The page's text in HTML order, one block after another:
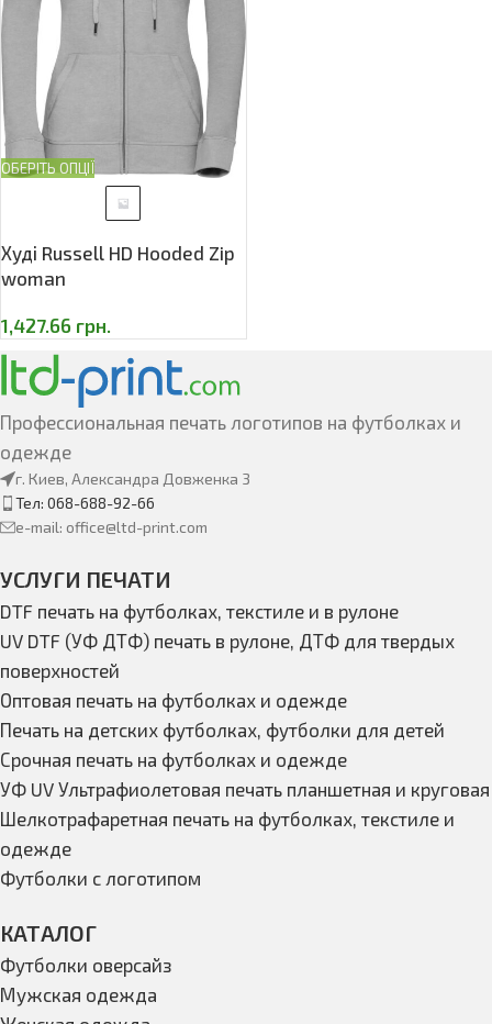
ОБЕРІТЬ ОПЦІЇ
Худі Russell HD Hooded Zip
woman
1,427.66 грн.
Профессиональная печать логотипов на футболках и
одежде
г. Киев, Александра Довженка 3
Тел: 068-688-92-66
e-mail: office@ltd-print.com
УСЛУГИ ПЕЧАТИ
DTF печать на футболках, текстиле и в рулоне
UV DTF (УФ ДТФ) печать в рулоне, ДТФ для твердых
поверхностей
Оптовая печать на футболках и одежде
Печать на детских футболках, футболки для детей
Срочная печать на футболках и одежде
УФ UV Ультрафиолетовая печать планшетная и круговая
Шелкотрафаретная печать на футболках, текстиле и
одежде
Футболки с логотипом
КАТАЛОГ
Футболки оверсайз
Мужская одежда